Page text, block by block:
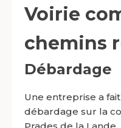
Voirie
chemins
Débardage
Une entreprise a
débardage sur la